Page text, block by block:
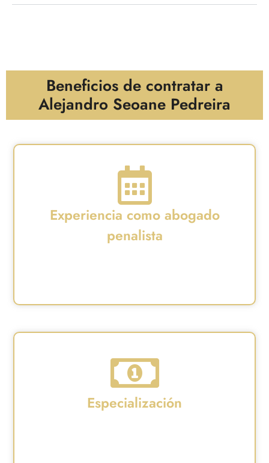
Beneficios de contratar a
Alejandro Seoane Pedreira
Experiencia como abogado
penalista
Especialización